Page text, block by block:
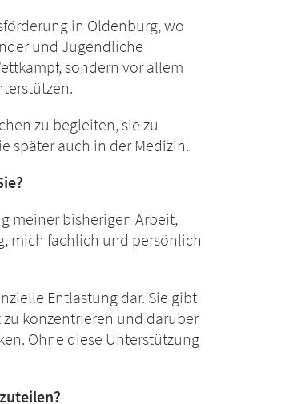
in Oldenburg, wo
und Jugendliche
sondern vor allem
zu begleiten, sie zu
später auch in der Medizin.
meiner bisherigen Arbeit,
mich fachlich und persönlich
Entlastung dar. Sie gibt
konzentrieren und darüber
Ohne diese Unterstützung